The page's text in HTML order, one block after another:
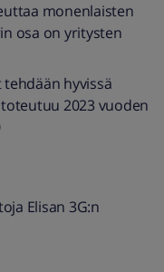
monenlaisten
osa on yritysten
hyvissä
2023 vuoden
Elisan 3G:n